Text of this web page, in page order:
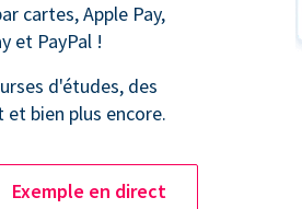
cartes, Apple Pay,
et PayPal !
d'études, des
bien plus encore.
Exemple en direct